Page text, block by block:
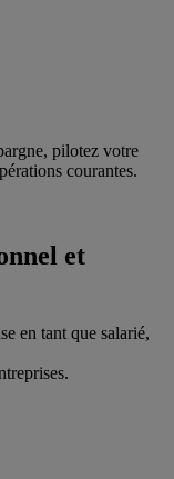
pilotez votre
courantes.
et
en tant que salarié,